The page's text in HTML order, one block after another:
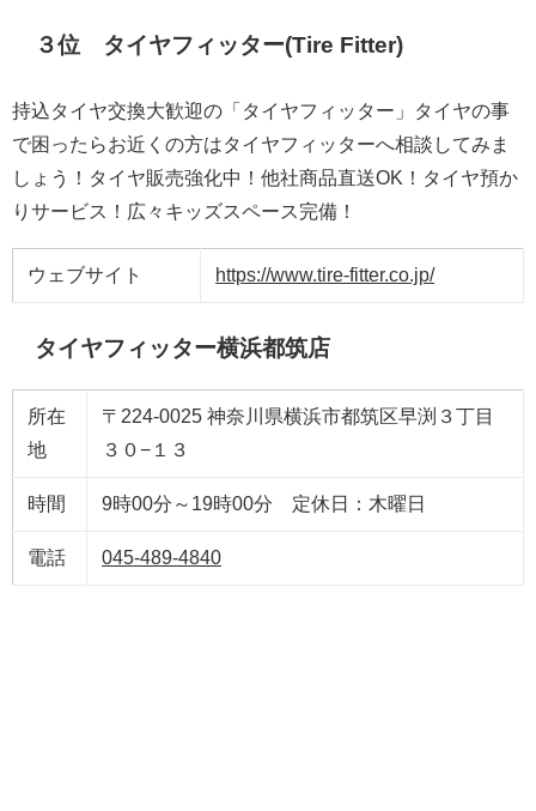
３位 タイヤフィッター(Tire Fitter)
持込タイヤ交換大歓迎の「タイヤフィッター」タイヤの事
で困ったらお近くの方はタイヤフィッターへ相談してみま
しょう！タイヤ販売強化中！他社商品直送OK！タイヤ預か
りサービス！広々キッズスペース完備！
ウェブサイト https://www.tire-fitter.co.jp/
タイヤフィッター横浜都筑店
所在
地
〒224-0025 神奈川県横浜市都筑区早渕３丁目
３０−１３
時間 9時00分～19時00分 定休日：木曜日
電話 045-489-4840